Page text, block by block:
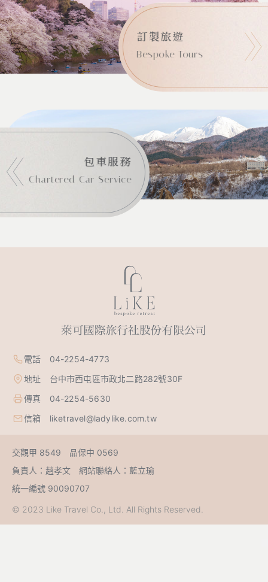
訂製旅遊
Bespoke Tours
包車服務
Chartered Car Service
電話 04-2254-4773
地址 台中市西屯區市政北二路282號30F
傳真 04-2254-5630
信箱 liketravel@ladylike.com.tw
交觀甲 8549 品保中 0569
負責人：趙孝文 網站聯絡人：藍立瑜
統一編號 90090707
© 2023 Like Travel Co., Ltd. All Rights Reserved.